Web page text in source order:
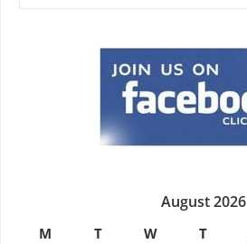
August 2026
M T W T